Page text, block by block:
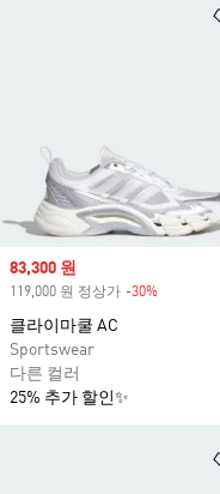
Sale price
83,300 원
119,000 원 정상가 -30%
클라이마쿨 AC
Sportswear
다른 컬러
25% 추가 할인✨